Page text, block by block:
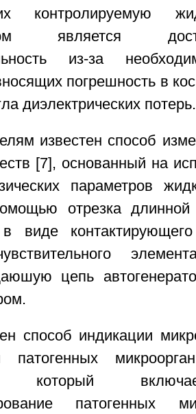
контролируемую
является
из-за
погрешность в
диэлектрических потерь.
известен способ
[7], основанный на
параметров
отрезка длинной
в виде
цепь
способ индикации
патогенных
который
патогенных